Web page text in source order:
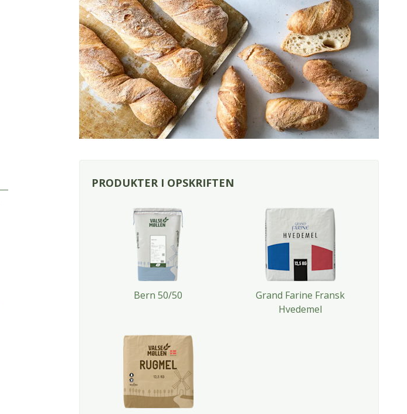
PRODUKTER I OPSKRIFTEN
Bern 50/50
Grand Farine Fransk
Hvedemel